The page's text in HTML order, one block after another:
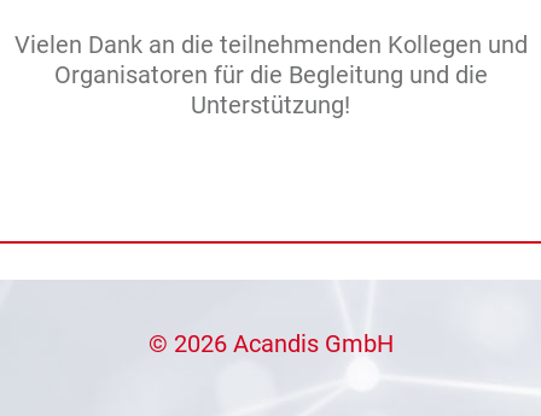
Vielen Dank an die teilnehmenden Kollegen und
Organisatoren für die Begleitung und die
Unterstützung!
© 2026 Acandis GmbH